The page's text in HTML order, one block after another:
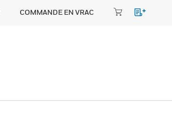
COMMANDE EN VRAC